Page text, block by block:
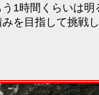
1時間くらいは明
を目指して挑戦